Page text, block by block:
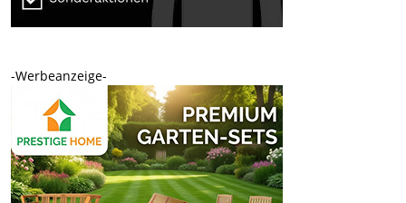
-Werbeanzeige-